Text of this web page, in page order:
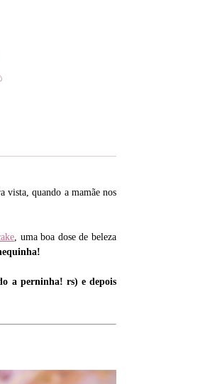
vista, quando a mamãe nos
, uma boa dose de beleza
a perninha! rs) e depois